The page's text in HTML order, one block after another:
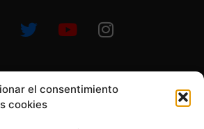
el consentimiento
cookies
ayudar